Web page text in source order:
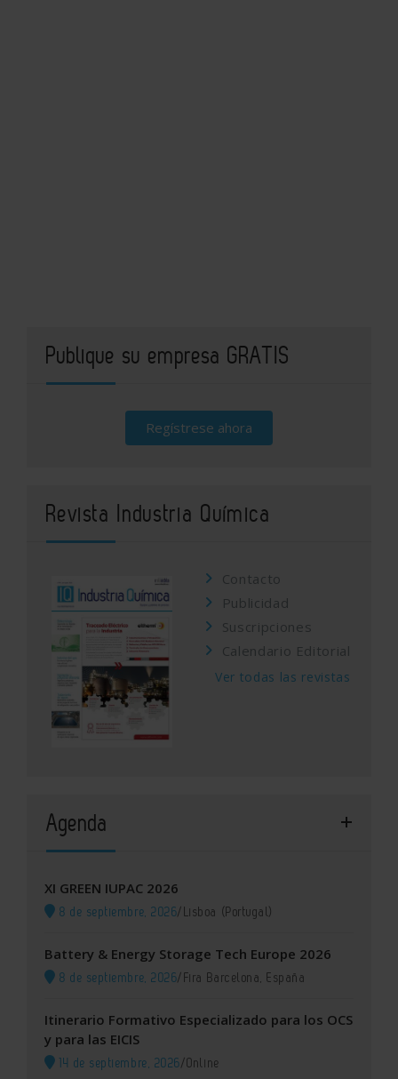
Publique su empresa GRATIS
Regístrese ahora
Revista Industria Química
Contacto
Publicidad
Suscripciones
Calendario Editorial
Ver todas las revistas
Agenda
XI GREEN IUPAC 2026
8 de septiembre, 2026/Lisboa (Portugal)
Battery & Energy Storage Tech Europe 2026
8 de septiembre, 2026/Fira Barcelona, España
Itinerario Formativo Especializado para los OCS
y para las EICIS
14 de septiembre, 2026/Online